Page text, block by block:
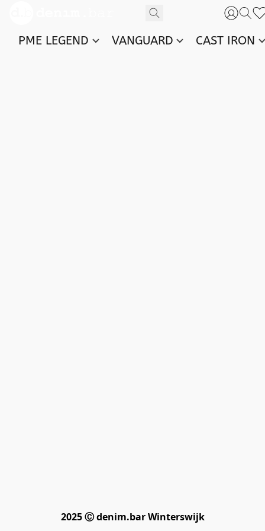
PME LEGEND VANGUARD CAST IRON
2025 Ⓒ denim.bar Winterswijk